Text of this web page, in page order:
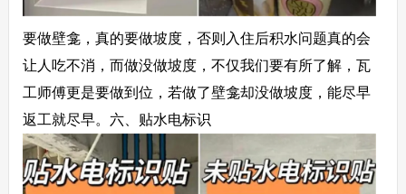
要做壁龛，真的要做坡度，否则入住后积水问题真的会
让人吃不消，而做没做坡度，不仅我们要有所了解，瓦
工师傅更是要做到位，若做了壁龛却没做坡度，能尽早
返工就尽早。 六、贴水电标识